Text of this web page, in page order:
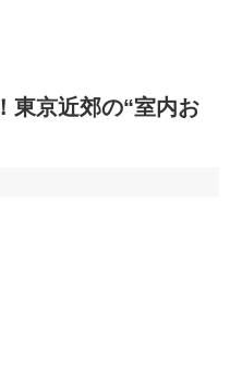
東京近郊の“室内お